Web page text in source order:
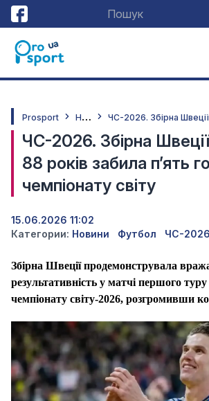
Prosport Н
овини
ЧС-2026. Збірна
88 років забила п’ять
чемпіонату світу
15.06.2026 11:02
Категории: Новини Футбол ЧС-2026
Збірна Швеції продемонструвала
результативність у матчі першого
чемпіонату світу-2026, розгромивши